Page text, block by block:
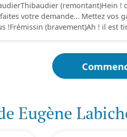
(remontant)Hein !
votre demande… Mettez vos
!Frémissin (bravement)Ah ! il est
Eugène